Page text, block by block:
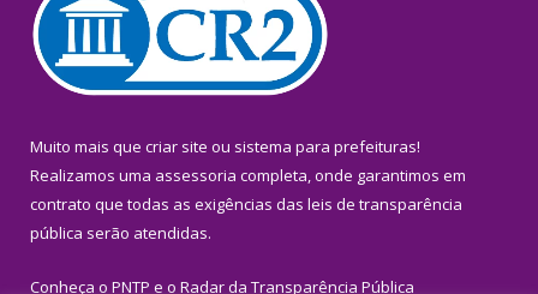
Muito mais que criar site ou sistema para prefeituras!
Realizamos uma assessoria completa, onde garantimos em
contrato que todas as exigências das leis de transparência
pública serão atendidas.
Conheça o PNTP e o Radar da Transparência Pública